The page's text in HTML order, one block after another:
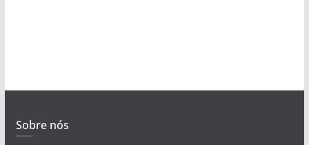
Sobre nós